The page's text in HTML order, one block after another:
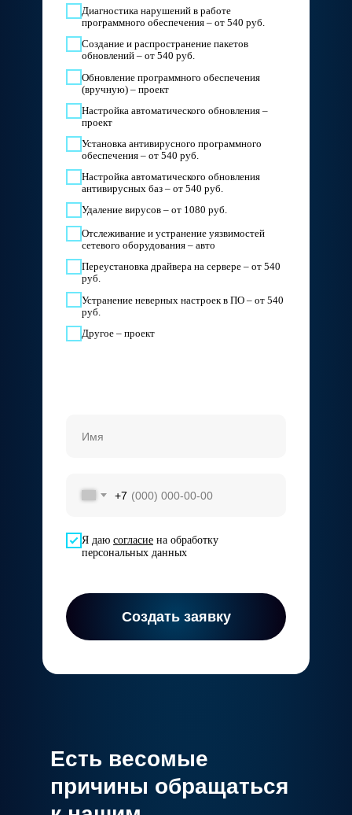
Диагностика нарушений в работе
программного обеспечения – от 540 руб.
Создание и распространение пакетов
обновлений – от 540 руб.
Обновление программного обеспечения
(вручную) – проект
Настройка автоматического обновления –
проект
Установка антивирусного программного
обеспечения – от 540 руб.
Настройка автоматического обновления
антивирусных баз – от 540 руб.
Удаление вирусов – от 1080 руб.
Отслеживание и устранение уязвимостей
сетевого оборудования – авто
Переустановка драйвера на сервере – от 540
руб.
Устранение неверных настроек в ПО – от 540
руб.
Другое – проект
+7
Я даю согласие на обработку
персональных данных
Создать заявку
Есть весомые
причины обращаться